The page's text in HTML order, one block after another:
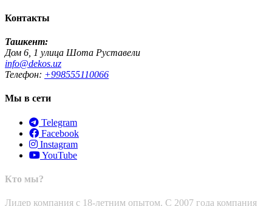
Контакты
Ташкент:
Дом 6, 1 улица Шота Руставели
info@dekos.uz
Телефон: +998555110066
Мы в сети
Telegram
Facebook
Instagram
YouTube
Кто мы?
Лидер компания с 18-летним опытом. С 2007 года компания